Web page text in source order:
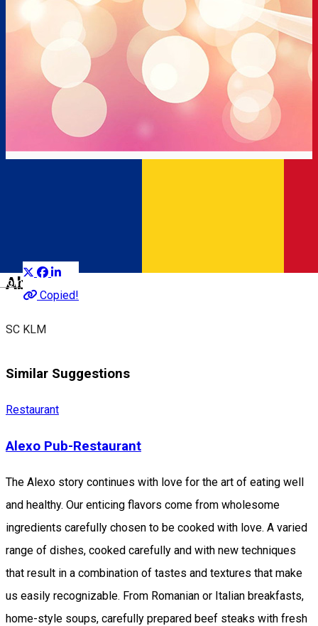
Română
Copied!
About
SC KLM
Similar Suggestions
Restaurant
Alexo Pub-Restaurant
The Alexo story continues with love for the art of eating well
and healthy. Our enticing flavors come from wholesome
ingredients carefully chosen to be cooked with love. A varied
range of dishes, cooked carefully and with new techniques
that result in a combination of tastes and textures that make
us easily recognizable. From Romanian or Italian breakfasts,
home-style soups, carefully prepared beef steaks with fresh